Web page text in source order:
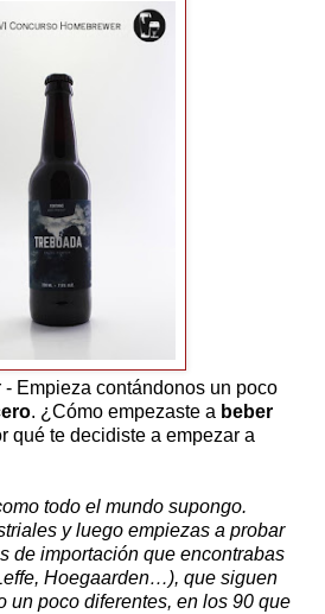
Empieza contándonos un poco
. ¿Cómo empezaste a beber
qué te decidiste a empezar a
todo el mundo supongo.
y luego empiezas a probar
de importación que encontrabas
Hoegaarden…), que siguen
un poco diferentes, en los 90 que